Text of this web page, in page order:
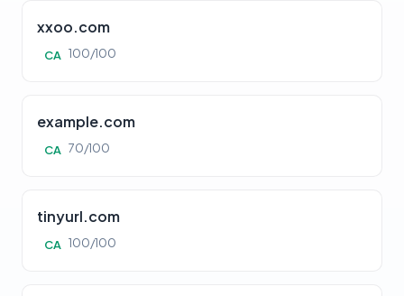
xxoo.com
CA 100/100
example.com
CA 70/100
tinyurl.com
CA 100/100